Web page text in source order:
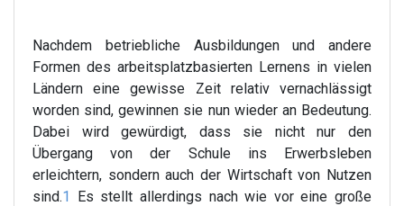
Nachdem betriebliche Ausbildungen und andere
Formen des arbeitsplatzbasierten Lernens in vielen
Ländern eine gewisse Zeit relativ vernachlässigt
worden sind, gewinnen sie nun wieder an Bedeutung.
Dabei wird gewürdigt, dass sie nicht nur den
Übergang von der Schule ins Erwerbsleben
erleichtern, sondern auch der Wirtschaft von Nutzen
sind.1 Es stellt allerdings nach wie vor eine große